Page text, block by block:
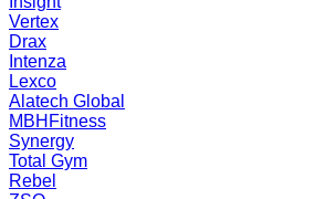
Vertex
Drax
Intenza
Lexco
Alatech Global
MBHFitness
Synergy
Total Gym
Rebel